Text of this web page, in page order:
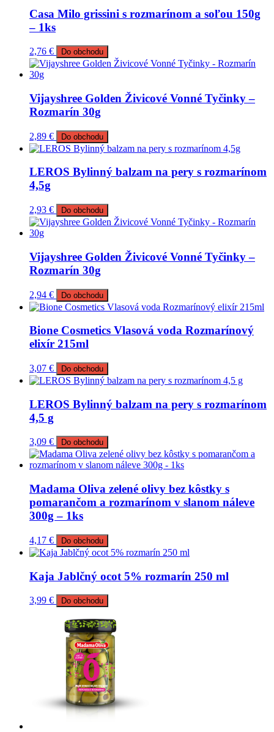
Casa Milo grissini s rozmarínom a soľou 150g
– 1ks
2,76 € Do obchodu
Vijayshree Golden Živicové Vonné Tyčinky –
Rozmarín 30g
2,89 € Do obchodu
LEROS Bylinný balzam na pery s rozmarínom
4,5g
2,93 € Do obchodu
Vijayshree Golden Živicové Vonné Tyčinky –
Rozmarín 30g
2,94 € Do obchodu
Bione Cosmetics Vlasová voda Rozmarínový
elixír 215ml
3,07 € Do obchodu
LEROS Bylinný balzam na pery s rozmarínom
4,5 g
3,09 € Do obchodu
Madama Oliva zelené olivy bez kôstky s
pomarančom a rozmarínom v slanom náleve
300g – 1ks
4,17 € Do obchodu
Kaja Jablčný ocot 5% rozmarín 250 ml
3,99 € Do obchodu